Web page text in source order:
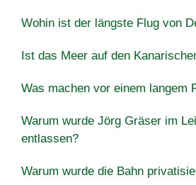
Wohin ist der längste Flug von
Ist das Meer auf den
Was machen vor einem langem
Warum wurde Jörg Gräser im
entlassen?
Warum wurde die Bahn